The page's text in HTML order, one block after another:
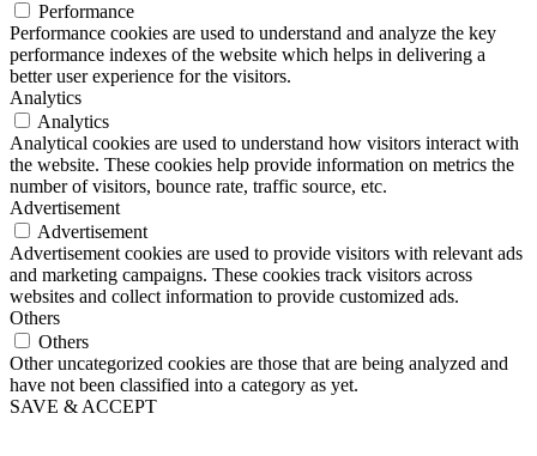
Performance
Performance cookies are used to understand and analyze the key
performance indexes of the website which helps in delivering a
better user experience for the visitors.
Analytics
Analytics
Analytical cookies are used to understand how visitors interact with
the website. These cookies help provide information on metrics the
number of visitors, bounce rate, traffic source, etc.
Advertisement
Advertisement
Advertisement cookies are used to provide visitors with relevant ads
and marketing campaigns. These cookies track visitors across
websites and collect information to provide customized ads.
Others
Others
Other uncategorized cookies are those that are being analyzed and
have not been classified into a category as yet.
SAVE & ACCEPT